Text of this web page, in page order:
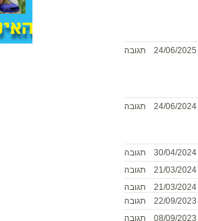
תגובה
24/06/2024 תגובה
30/04/2024
תגובה
21/03/2024
תגובה
21/03/2024
תגובה
תגובה
תגובה